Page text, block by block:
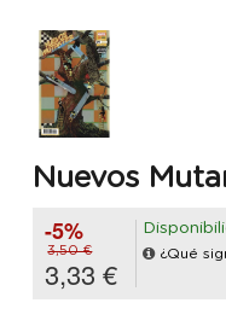
Nuevos
-5%
3,50 €
3,33 €
¿Qué